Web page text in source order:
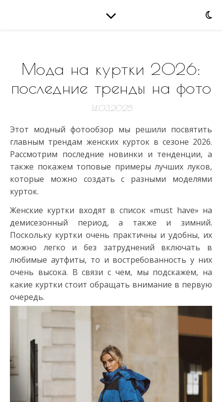
Мода на куртки 2026:
последние тренды на фото
14.03.2025
Этот модный фотообзор мы решили посвятить
главным трендам женских курток в сезоне 2026.
Рассмотрим последние новинки и тенденции, а
также покажем топовые примеры лучших луков,
которые можно создать с разными моделями
курток.
Женские куртки входят в список «must have» на
демисезонный период, а также и зимний.
Поскольку куртки очень практичны и удобны, их
можно легко и без затруднений включать в
любимые аутфиты, то и востребованность у них
очень высока. В связи с чем, мы подскажем, на
какие куртки стоит обращать внимание в первую
очередь.